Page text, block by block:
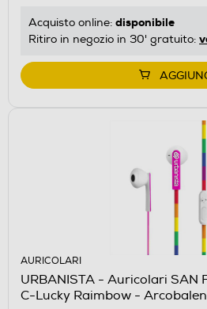
Acquisto online: disponibile
Ritiro in negozio in 30' gratuito:
AURICOLARI
URBANISTA - Auricolari SAN
C-Lucky Raimbow -